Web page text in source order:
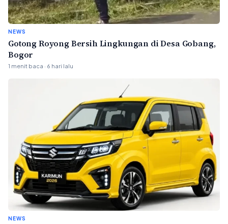
NEWS
Gotong Royong Bersih Lingkungan di Desa Gobang,
Bogor
1 menit baca · 6 hari lalu
NEWS